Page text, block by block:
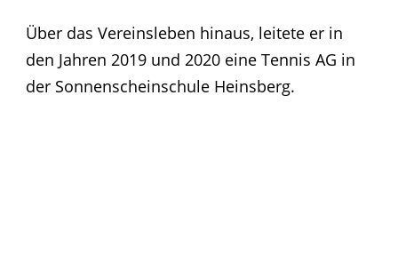
Über das Vereinsleben hinaus, leitete er in
den Jahren 2019 und 2020 eine Tennis AG in
der Sonnenscheinschule Heinsberg.